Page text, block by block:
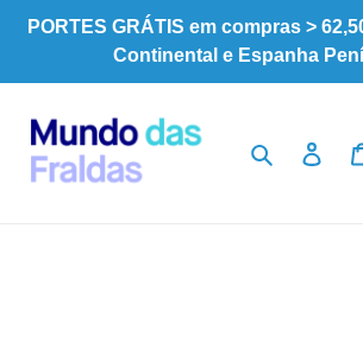
para
Conteúdo
PORTES GRÁTIS em compras >
Continental e Espanha
Pesquisar